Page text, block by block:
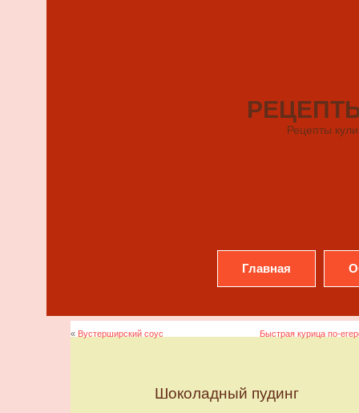
Рецепты
Главная
« Вустерширский соус Быстрая курица по-
Шоколадный пудинг